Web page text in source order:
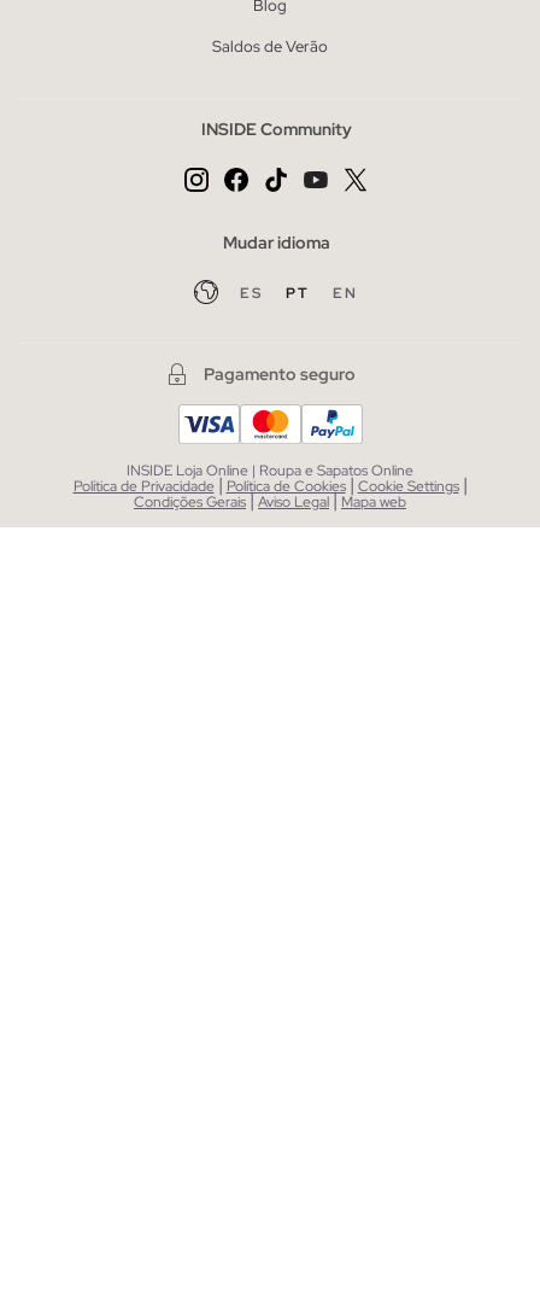
Blog
Saldos de Verão
INSIDE Community
Mudar idioma
ES PT EN
Pagamento seguro
INSIDE Loja Online | Roupa e Sapatos Online
Política de Privacidade | Política de Cookies | Cookie Settings |
Condições Gerais|Aviso Legal| Mapa web